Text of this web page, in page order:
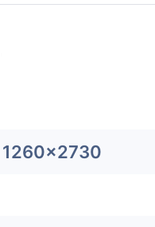
1260x2730